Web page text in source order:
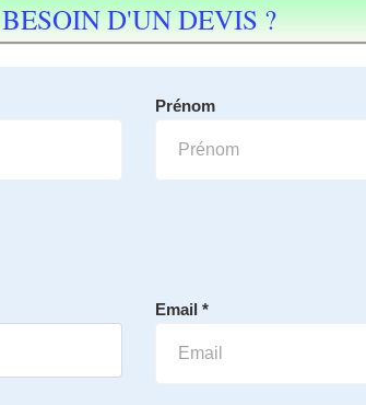
BESOIN D'UN DEVIS ?
Prénom
Email *